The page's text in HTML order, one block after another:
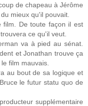
de chapeau à Jérôme
mieux qu'il pouvait.
De toute façon il est
ce qu'il veut.
va à pied au sénat.
et Jonathan trouve ça
film mauvais.
au bout de sa logique et
le futur statu quo de
supplémentaire